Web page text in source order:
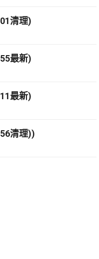
清理)
最新)
最新)
清理))